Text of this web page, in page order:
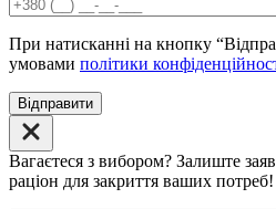
При натисканні на кнопку
умовами політики
Відправити
Вагаєтеся з вибором? Залиште
раціон для закриття ваших потреб!